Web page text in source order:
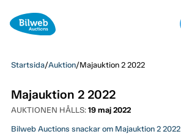
Startsida/Auktion/Majauktion 2 2022
Majauktion 2 2022
AUKTIONEN HÅLLS: 19 maj 2022
Bilweb Auctions snackar om Majauktion 2 2022